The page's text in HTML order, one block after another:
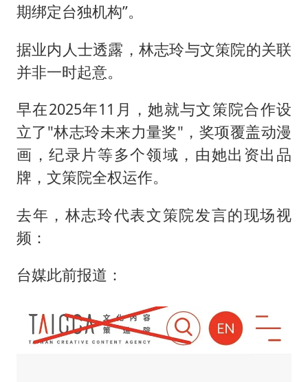
期绑定台独机构”。
据业内人士透露，林志玲与文策院的关联
并非一时起意。
早在2025年11月，她就与文策院合作设
立了"林志玲未来力量奖"，奖项覆盖动漫
画，纪录片等多个领域，由她出资出品
牌，文策院全权运作。
去年，林志玲代表文策院发言的现场视
频：
台媒此前报道：